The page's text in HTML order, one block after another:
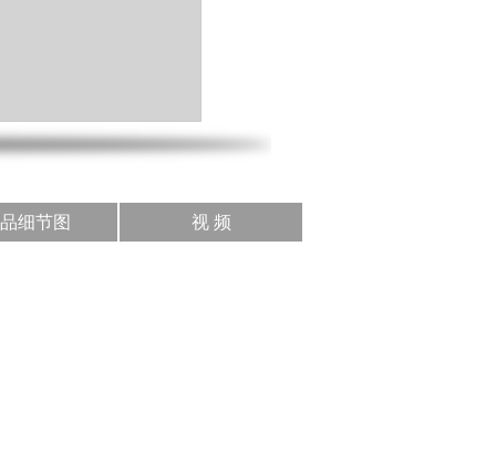
细节图 视 频